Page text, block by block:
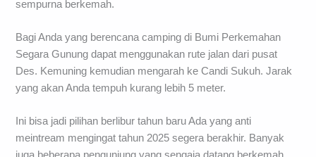
sempurna berkemah.
Bagi Anda yang berencana camping di Bumi Perkemahan
Segara Gunung dapat menggunakan rute jalan dari pusat
Des. Kemuning kemudian mengarah ke Candi Sukuh. Jarak
yang akan Anda tempuh kurang lebih 5 meter.
Ini bisa jadi pilihan berlibur tahun baru Ada yang anti
meintream mengingat tahun 2025 segera berakhir. Banyak